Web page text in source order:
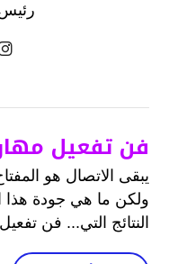
فن تفعيل
يبقى الاتصال هو
ولكن ما هي جودة هذا
النتائج التي... فن